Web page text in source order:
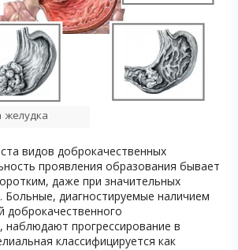
видов доброкачественных
проявления образования бывает
даже при значительных
Больные, диагностируемые наличием
наблюдают прогрессирование в
классифицируется как